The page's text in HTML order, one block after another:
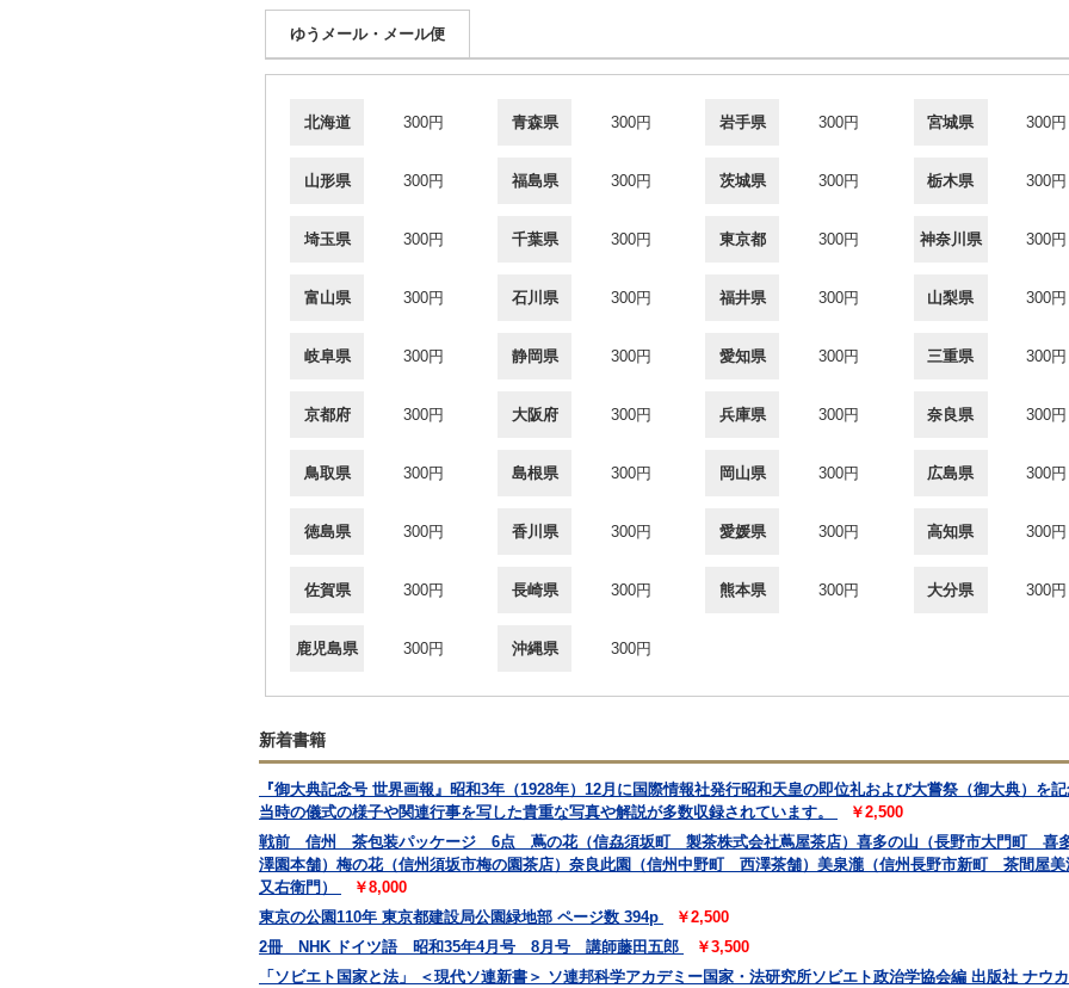
ゆうメール・メール便
北海道 300円 青森県 300円 岩手県 300円 宮城県 300円
山形県 300円 福島県 300円 茨城県 300円 栃木県 300円
埼玉県 300円 千葉県 300円 東京都 300円 神奈川県 300円
富山県 300円 石川県 300円 福井県 300円 山梨県 300円
岐阜県 300円 静岡県 300円 愛知県 300円 三重県 300円
京都府 300円 大阪府 300円 兵庫県 300円 奈良県 300円
鳥取県 300円 島根県 300円 岡山県 300円 広島県 300円
徳島県 300円 香川県 300円 愛媛県 300円 高知県 300円
佐賀県 300円 長崎県 300円 熊本県 300円 大分県 300円
鹿児島県 300円 沖縄県 300円
新着書籍
『御大典記念号 世界画報』昭和3年（1928年）12月に国際情報社発行昭和天皇の即位礼および大嘗祭（御大典）を
当時の儀式の様子や関連行事を写した貴重な写真や解説が多数収録されています。
￥2,500
戦前 信州 茶包装パッケージ 6点 蔦の花（信劦須坂町 製茶株式会社蔦屋茶店）喜多の山（長野市大門町 喜
澤園本舗）梅の花（信州須坂市梅の園茶店）奈良此園（信州中野町 西澤茶舗）美泉瀧（信州長野市新町 茶間屋
又右衛門）
￥8,000
東京の公園110年 東京都建設局公園緑地部 ページ数 394p
￥2,500
2冊 NHK ドイツ語 昭和35年4月号 8月号 講師藤田五郎
￥3,500
「ソビエト国家と法」 ＜現代ソ連新書＞ ソ連邦科学アカデミー国家・法研究所ソビエト政治学協会編 出版社 ナウ